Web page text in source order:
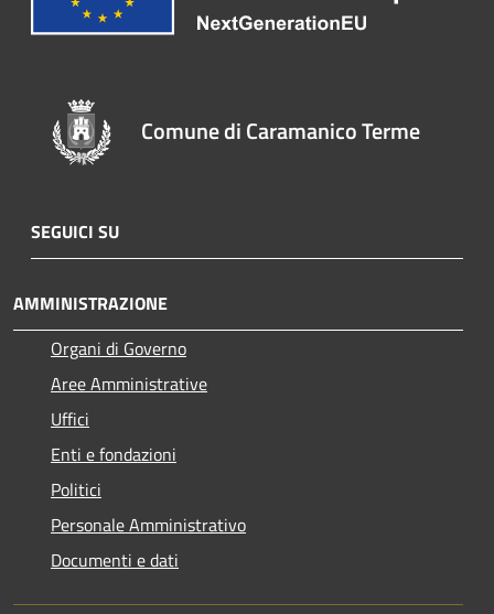
Comune di Caramanico Terme
SEGUICI SU
AMMINISTRAZIONE
Organi di Governo
Aree Amministrative
Uffici
Enti e fondazioni
Politici
Personale Amministrativo
Documenti e dati